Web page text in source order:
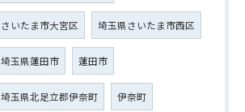
さいたま市大宮区 埼玉県さいたま市西区
埼玉県蓮田市 蓮田市
埼玉県北足立郡伊奈町 伊奈町